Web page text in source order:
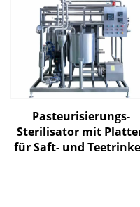
Pasteurisierungs-
Sterilisator mit
für Saft- und